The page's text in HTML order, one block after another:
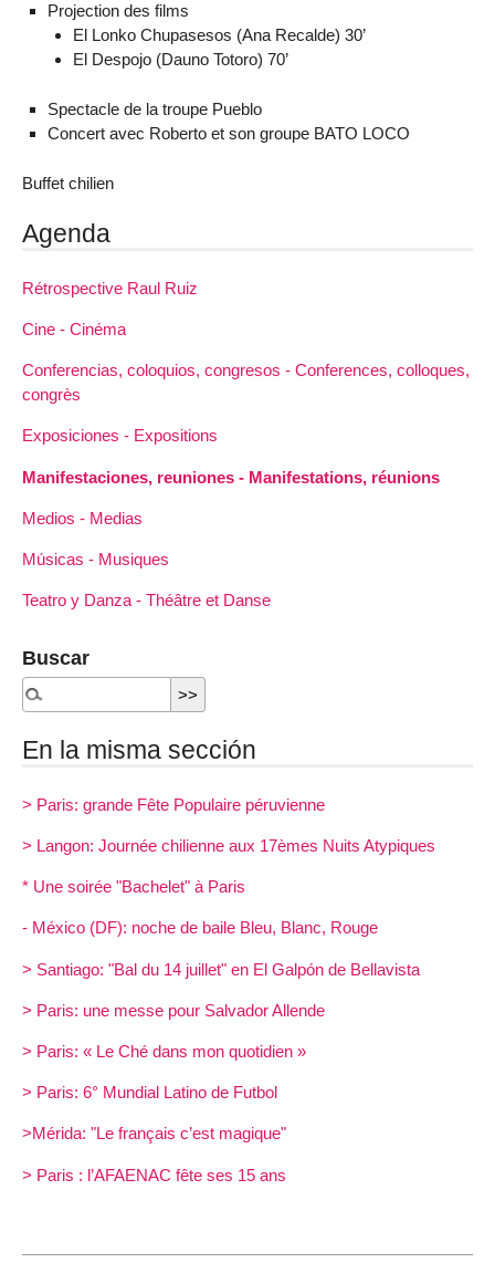
Projection des films
El Lonko Chupasesos (Ana Recalde) 30’
El Despojo (Dauno Totoro) 70’
Spectacle de la troupe Pueblo
Concert avec Roberto et son groupe BATO LOCO
Buffet chilien
Agenda
Rétrospective Raul Ruiz
Cine - Cinéma
Conferencias, coloquios, congresos - Conferences, colloques,
congrès
Exposiciones - Expositions
Manifestaciones, reuniones - Manifestations, réunions
Medios - Medias
Músicas - Musiques
Teatro y Danza - Théâtre et Danse
Buscar
En la misma sección
> Paris: grande Fête Populaire péruvienne
> Langon: Journée chilienne aux 17èmes Nuits Atypiques
* Une soirée "Bachelet" à Paris
- México (DF): noche de baile Bleu, Blanc, Rouge
> Santiago: "Bal du 14 juillet" en El Galpón de Bellavista
> Paris: une messe pour Salvador Allende
> Paris: « Le Ché dans mon quotidien »
> Paris: 6° Mundial Latino de Futbol
>Mérida: "Le français c’est magique"
> Paris : l’AFAENAC fête ses 15 ans